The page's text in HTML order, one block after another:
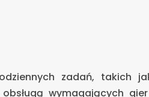
zadań, takich
wymagających